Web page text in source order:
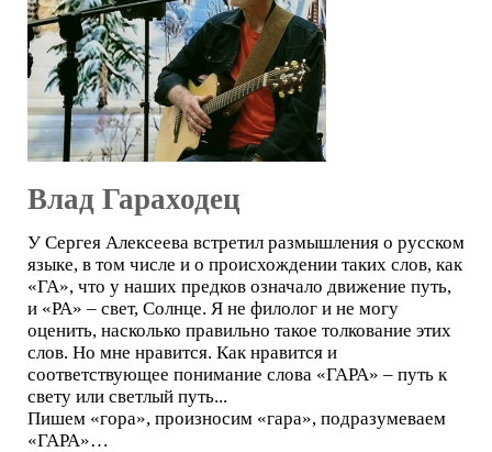
Влад Гараходец
У Сергея Алексеева встретил размышления о русском
языке, в том числе и о происхождении таких слов, как
«ГА», что у наших предков означало движение путь,
и «РА» – свет, Солнце. Я не филолог и не могу
оценить, насколько правильно такое толкование этих
слов. Но мне нравится. Как нравится и
соответствующее понимание слова «ГАРА» – путь к
свету или светлый путь...
Пишем «гора», произносим «гара», подразумеваем
«ГАРА»…